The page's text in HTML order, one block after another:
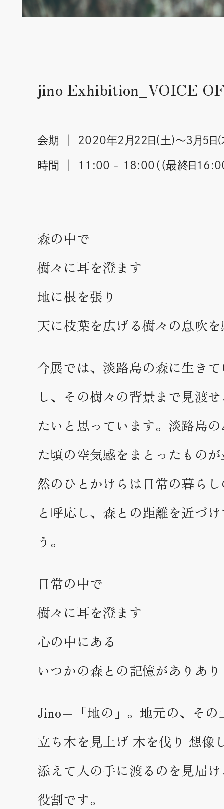
jino Exhibition_VOICE
会期 │ 2020年2月22日(土)〜3月5日(
時間 │ 11:00 - 18:00（（最終日16:00
森の中で
樹々に耳を澄ます
地に根を張り
天に枝葉を広げる樹々の息吹
今展では、淡路島の森に生き
し、その樹々の背景まで見渡
たいと思っています。淡路島
た頃の空気感をまとったもの
然のひとかけらは日常の暮ら
と呼応し、森との距離を近づ
う。
日常の中で
樹々に耳を澄ます
心の中にある
いつかの森との記憶がありあ
Jino=「地の」。地元の、その
立ち木を見上げ 木を伐り 想像
添えて人の手に渡るのを見届
役割です。